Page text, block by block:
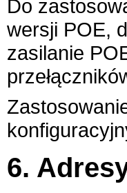
Do
wersji POE,
zasilanie
6.